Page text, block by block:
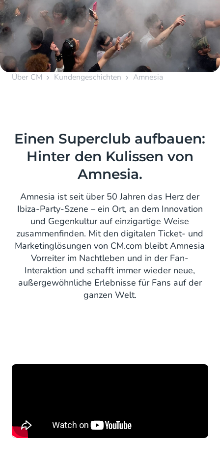
Über CM Kundengeschichten Amnesia
Einen Superclub aufbauen:
Hinter den Kulissen von
Amnesia.
Amnesia ist seit über 50 Jahren das Herz der
Ibiza-Party-Szene – ein Ort, an dem Innovation
und Gegenkultur auf einzigartige Weise
zusammenfinden. Mit den digitalen Ticket- und
Marketinglösungen von CM.com bleibt Amnesia
Vorreiter im Nachtleben und in der Fan-
Interaktion und schafft immer wieder neue,
außergewöhnliche Erlebnisse für Fans auf der
ganzen Welt.